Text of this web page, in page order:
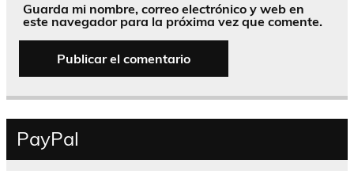
Guarda mi nombre, correo electrónico y web en
este navegador para la próxima vez que comente.
PayPal